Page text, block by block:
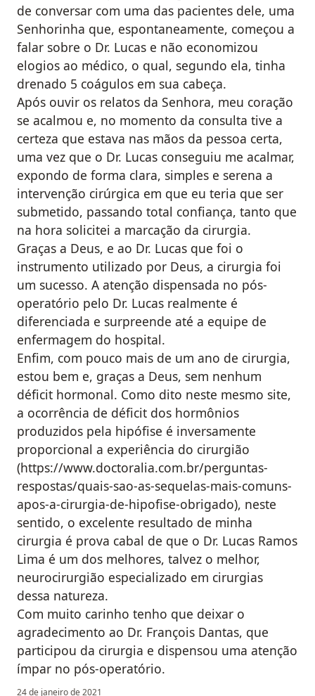
de conversar com uma das pacientes dele, uma
Senhorinha que, espontaneamente, começou a
falar sobre o Dr. Lucas e não economizou
elogios ao médico, o qual, segundo ela, tinha
drenado 5 coágulos em sua cabeça.
Após ouvir os relatos da Senhora, meu coração
se acalmou e, no momento da consulta tive a
certeza que estava nas mãos da pessoa certa,
uma vez que o Dr. Lucas conseguiu me acalmar,
expondo de forma clara, simples e serena a
intervenção cirúrgica em que eu teria que ser
submetido, passando total confiança, tanto que
na hora solicitei a marcação da cirurgia.
Graças a Deus, e ao Dr. Lucas que foi o
instrumento utilizado por Deus, a cirurgia foi
um sucesso. A atenção dispensada no pós-
operatório pelo Dr. Lucas realmente é
diferenciada e surpreende até a equipe de
enfermagem do hospital.
Enfim, com pouco mais de um ano de cirurgia,
estou bem e, graças a Deus, sem nenhum
déficit hormonal. Como dito neste mesmo site,
a ocorrência de déficit dos hormônios
produzidos pela hipófise é inversamente
proporcional a experiência do cirurgião
(https://www.doctoralia.com.br/perguntas-
respostas/quais-sao-as-sequelas-mais-comuns-
apos-a-cirurgia-de-hipofise-obrigado), neste
sentido, o excelente resultado de minha
cirurgia é prova cabal de que o Dr. Lucas Ramos
Lima é um dos melhores, talvez o melhor,
neurocirurgião especializado em cirurgias
dessa natureza.
Com muito carinho tenho que deixar o
agradecimento ao Dr. François Dantas, que
participou da cirurgia e dispensou uma atenção
ímpar no pós-operatório.
24 de janeiro de 2021